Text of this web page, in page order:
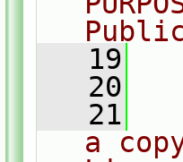
   19
   20
   21
a